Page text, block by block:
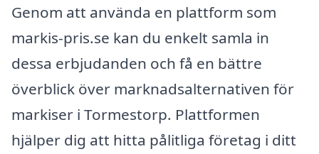
Genom att använda en plattform som
markis-pris.se kan du enkelt samla in
dessa erbjudanden och få en bättre
överblick över marknadsalternativen för
markiser i Tormestorp. Plattformen
hjälper dig att hitta pålitliga företag i ditt